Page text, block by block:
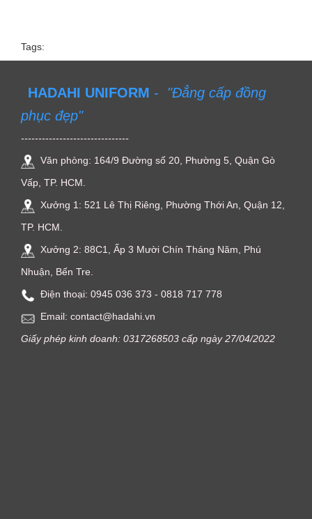
Tags:
HADAHI UNIFORM - "Đẳng cấp đồng
phục đẹp"
-------------------------------
Văn phòng: 164/9 Đường số 20, Phường 5, Quận Gò
Vấp, TP. HCM.
Xưởng 1: 521 Lê Thị Riêng, Phường Thới An, Quận 12,
TP. HCM.
Xưởng 2: 88C1, Ấp 3 Mười Chín Tháng Năm, Phú
Nhuận, Bến Tre.
Điện thoại: ‭0945 036 373‬ - 0818 717 778
Email: contact@hadahi.vn
Giấy phép kinh doanh: 0317268503 cấp ngày 27/04/2022